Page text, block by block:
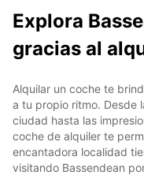
Explora
gracias al
Alquilar un coche te
a tu propio ritmo. Desde
ciudad hasta las
coche de alquiler te
encantadora localidad
visitando Bassendean